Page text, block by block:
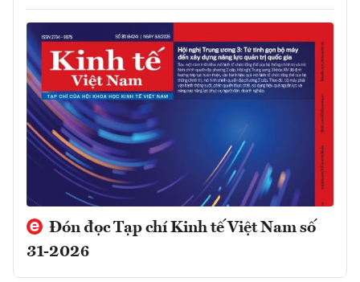
Đón đọc Tạp chí Kinh tế Việt Nam số
31-2026